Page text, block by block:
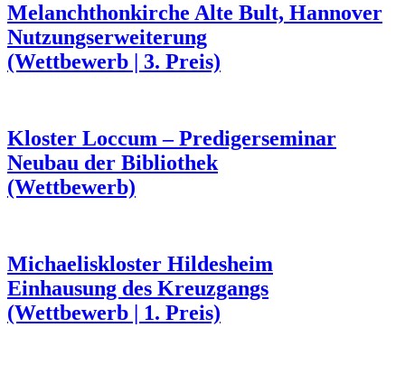
Melanchthonkirche Alte Bult, Hannover
Nutzungserweiterung
(Wettbewerb | 3. Preis)
Kloster Loccum – Predigerseminar
Neubau der Bibliothek
(Wettbewerb)
Michaeliskloster Hildesheim
Einhausung des Kreuzgangs
(Wettbewerb | 1. Preis)